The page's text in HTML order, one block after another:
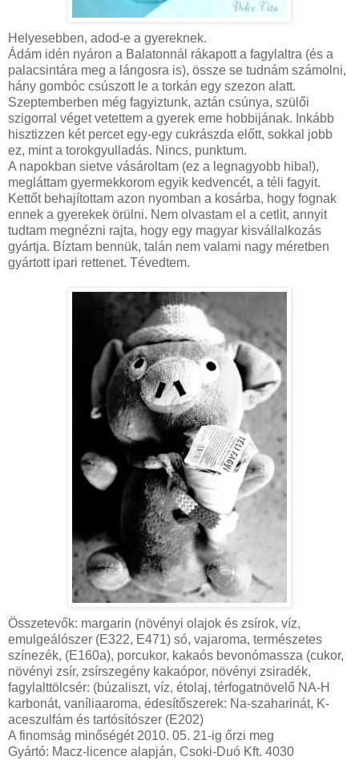
Helyesebben, adod-e a gyereknek.
Ádám idén nyáron a Balatonnál rákapott a fagylaltra (és a
palacsintára meg a lángosra is), össze se tudnám számolni,
hány gombóc csúszott le a torkán egy szezon alatt.
Szeptemberben még fagyiztunk, aztán csúnya, szülői
szigorral véget vetettem a gyerek eme hobbijának. Inkább
hisztizzen két percet egy-egy cukrászda előtt, sokkal jobb
ez, mint a torokgyulladás. Nincs, punktum.
A napokban sietve vásároltam (ez a legnagyobb hiba!),
megláttam gyermekkorom egyik kedvencét, a téli fagyit.
Kettőt behajítottam azon nyomban a kosárba, hogy fognak
ennek a gyerekek örülni. Nem olvastam el a cetlit, annyit
tudtam megnézni rajta, hogy egy magyar kisvállalkozás
gyártja. Bíztam bennük, talán nem valami nagy méretben
gyártott ipari rettenet. Tévedtem.
Összetevők: margarin (növényi olajok és zsírok, víz,
emulgeálószer (E322, E471) só, vajaroma, természetes
színezék, (E160a), porcukor, kakaós bevonómassza (cukor,
növényi zsír, zsírszegény kakaópor, növényi zsiradék,
fagylalttölcsér: (búzaliszt, víz, étolaj, térfogatnövelő NA-H
karbonát, vaníliaaroma, édesítőszerek: Na-szaharinát, K-
aceszulfám és tartósítószer (E202)
A finomság minőségét 2010. 05. 21-ig őrzi meg
Gyártó: Macz-licence alapján, Csoki-Duó Kft. 4030